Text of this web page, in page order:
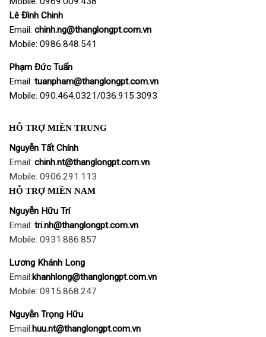
Lê Đình Chinh
Email: chinh.ng@thanglongpt.com.vn
Mobile: 0986.848.541
Phạm Đức Tuấn
Email: tuanpham@thanglongpt.com.vn
Mobile: 090.464.0321/036.915.3093
HỖ TRỢ MIỀN TRUNG
Nguyễn Tất Chính
Email: chinh.nt@thanglongpt.com.vn
Mobile: 0906.291.113
HỖ TRỢ MIỀN NAM
Nguyễn Hữu Trí
Email: tri.nh@thanglongpt.com.vn
Mobile: 0931.886.857
Lương Khánh Long
Email:khanhlong@thanglongpt.com.vn
Mobile: 0915.868.247
Nguyễn Trọng Hữu
Email:huu.nt@thanglongpt.com.vn